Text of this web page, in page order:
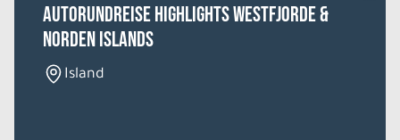
8 Tage
Autorundreise Highlights Westfjorde &
Norden Islands
Island